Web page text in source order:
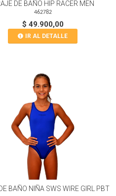
DE BAÑO HIP RACER MEN
462782
$ 49.900,00
IR AL DETALLE
BAÑO NIÑA SWS WIRE GIRL PBT